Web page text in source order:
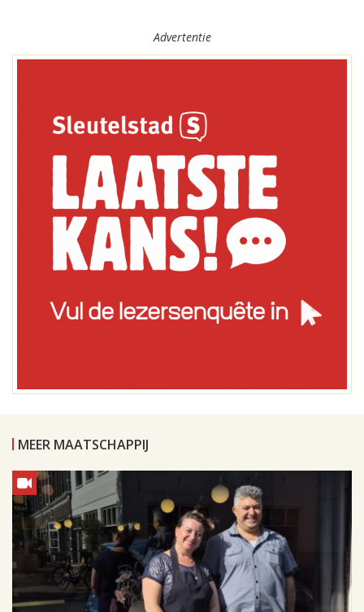
Advertentie
MEER MAATSCHAPPIJ